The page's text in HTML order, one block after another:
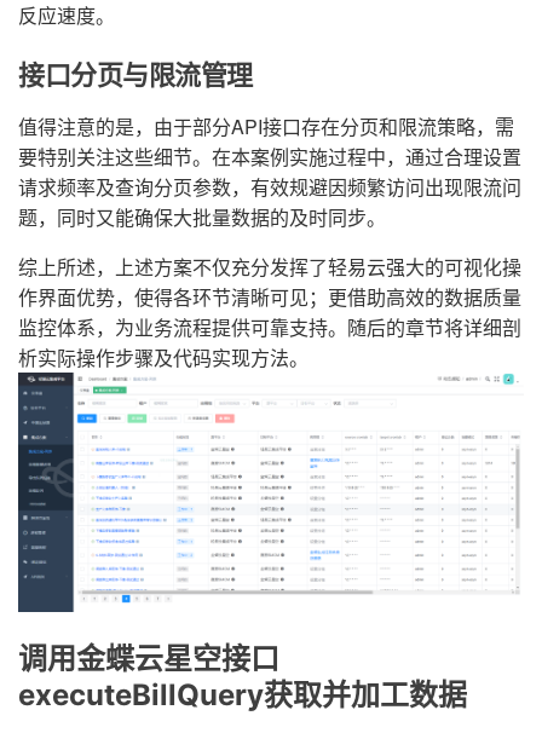
反应速度。
接口分页与限流管理
值得注意的是，由于部分API接口存在分页和限流策略，需
要特别关注这些细节。在本案例实施过程中，通过合理设置
请求频率及查询分页参数，有效规避因频繁访问出现限流问
题，同时又能确保大批量数据的及时同步。
综上所述，上述方案不仅充分发挥了轻易云强大的可视化操
作界面优势，使得各环节清晰可见；更借助高效的数据质量
监控体系，为业务流程提供可靠支持。随后的章节将详细剖
析实际操作步骤及代码实现方法。
调用金蝶云星空接口
executeBillQuery获取并加工数据